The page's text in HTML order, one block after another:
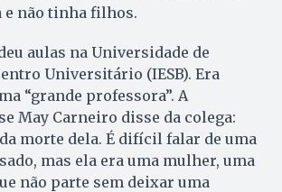
e não tinha filhos.
aulas na Universidade de
Universitário (IESB). Era
“grande professora”. A
May Carneiro disse da colega:
morte dela. É difícil falar de uma
mas ela era uma mulher, uma
não parte sem deixar uma